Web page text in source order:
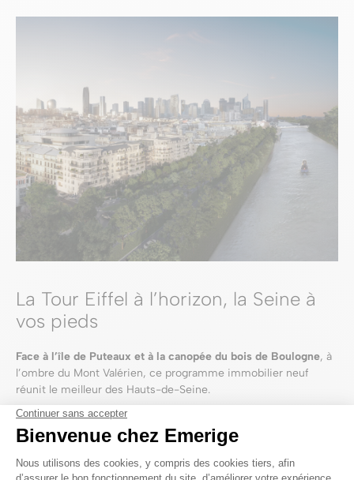
La Tour Eiffel à l’horizon, la Seine à
vos pieds
Face à l’île de Puteaux et à la canopée du bois de Boulogne, à
l’ombre du Mont Valérien, ce programme immobilier neuf
réunit le meilleur des Hauts-de-Seine.
Des ruelles du Puteaux historique jusqu’aux tours de La
Défense, de la roseraie de Bagatelle à la tour Eiffel qui se
dresse au loin, tout est là pour magnifier la résidence, ses
façades majestueuses et ses
appartements d’exception aux